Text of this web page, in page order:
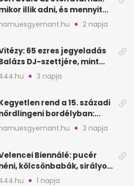
illik adni, és mennyit
2 napja
65 ezres jegyeladás
DJ-szettjére, mint
metró nélküli Puskás-meccs
3 napja
rend a 15. századi
bordélyban:
éheztetés
3 napja
Biennálé: pucér
kölcsönbabák, sirályok,
és kész a családi program
1 napja